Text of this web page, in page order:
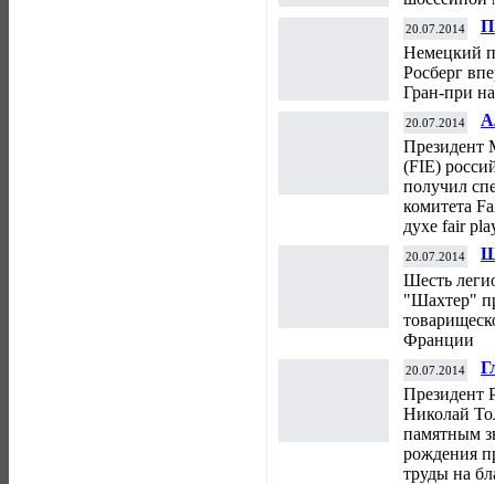
20.07.2014
Немецкий
Росберг
Гран-при
20.07.2014
Президент
(FIE)
получил
комитета
духе fair
20.07.2014
Шесть
"Шахтер"
Франции
20.07.2014
Президент
Николай
памятным
рождения
труды на